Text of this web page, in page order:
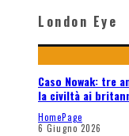
London Eye
Caso Nowak: tre
la civiltà ai
HomePage
6 Giugno 2026